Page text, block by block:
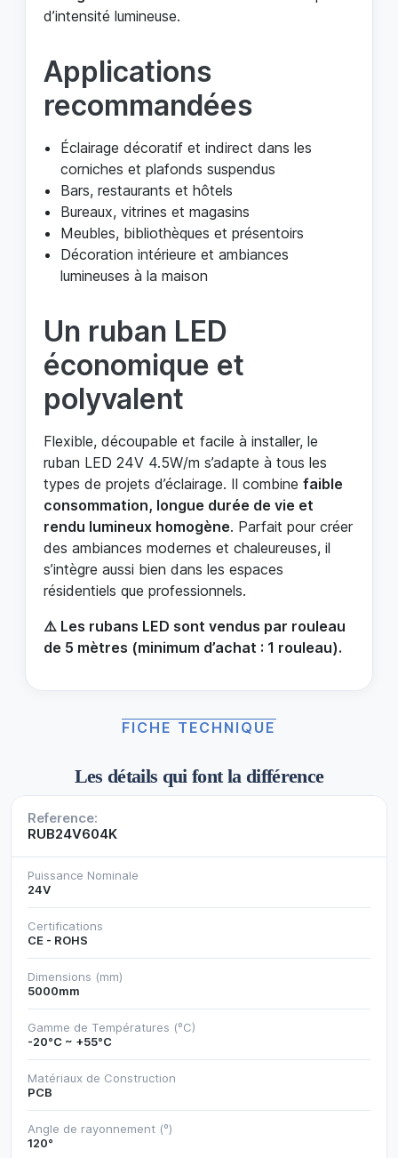
d’intensité lumineuse.
Applications
recommandées
Éclairage décoratif et indirect dans les
corniches et plafonds suspendus
Bars, restaurants et hôtels
Bureaux, vitrines et magasins
Meubles, bibliothèques et présentoirs
Décoration intérieure et ambiances
lumineuses à la maison
Un ruban LED
économique et
polyvalent
Flexible, découpable et facile à installer, le
ruban LED 24V 4.5W/m s’adapte à tous les
types de projets d’éclairage. Il combine faible
consommation, longue durée de vie et
rendu lumineux homogène. Parfait pour créer
des ambiances modernes et chaleureuses, il
s’intègre aussi bien dans les espaces
résidentiels que professionnels.
⚠️ Les rubans LED sont vendus par rouleau
de 5 mètres (minimum d’achat : 1 rouleau).
FICHE TECHNIQUE
Les détails qui font la différence
Reference:
RUB24V604K
Puissance Nominale
24V
Certifications
CE - ROHS
Dimensions (mm)
5000mm
Gamme de Températures (ºC)
-20°C ~ +55°C
Matériaux de Construction
PCB
Angle de rayonnement (º)
120°